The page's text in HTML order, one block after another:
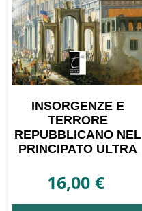
INSORGENZE E
TERRORE
REPUBBLICANO NEL
PRINCIPATO ULTRA
16,00€